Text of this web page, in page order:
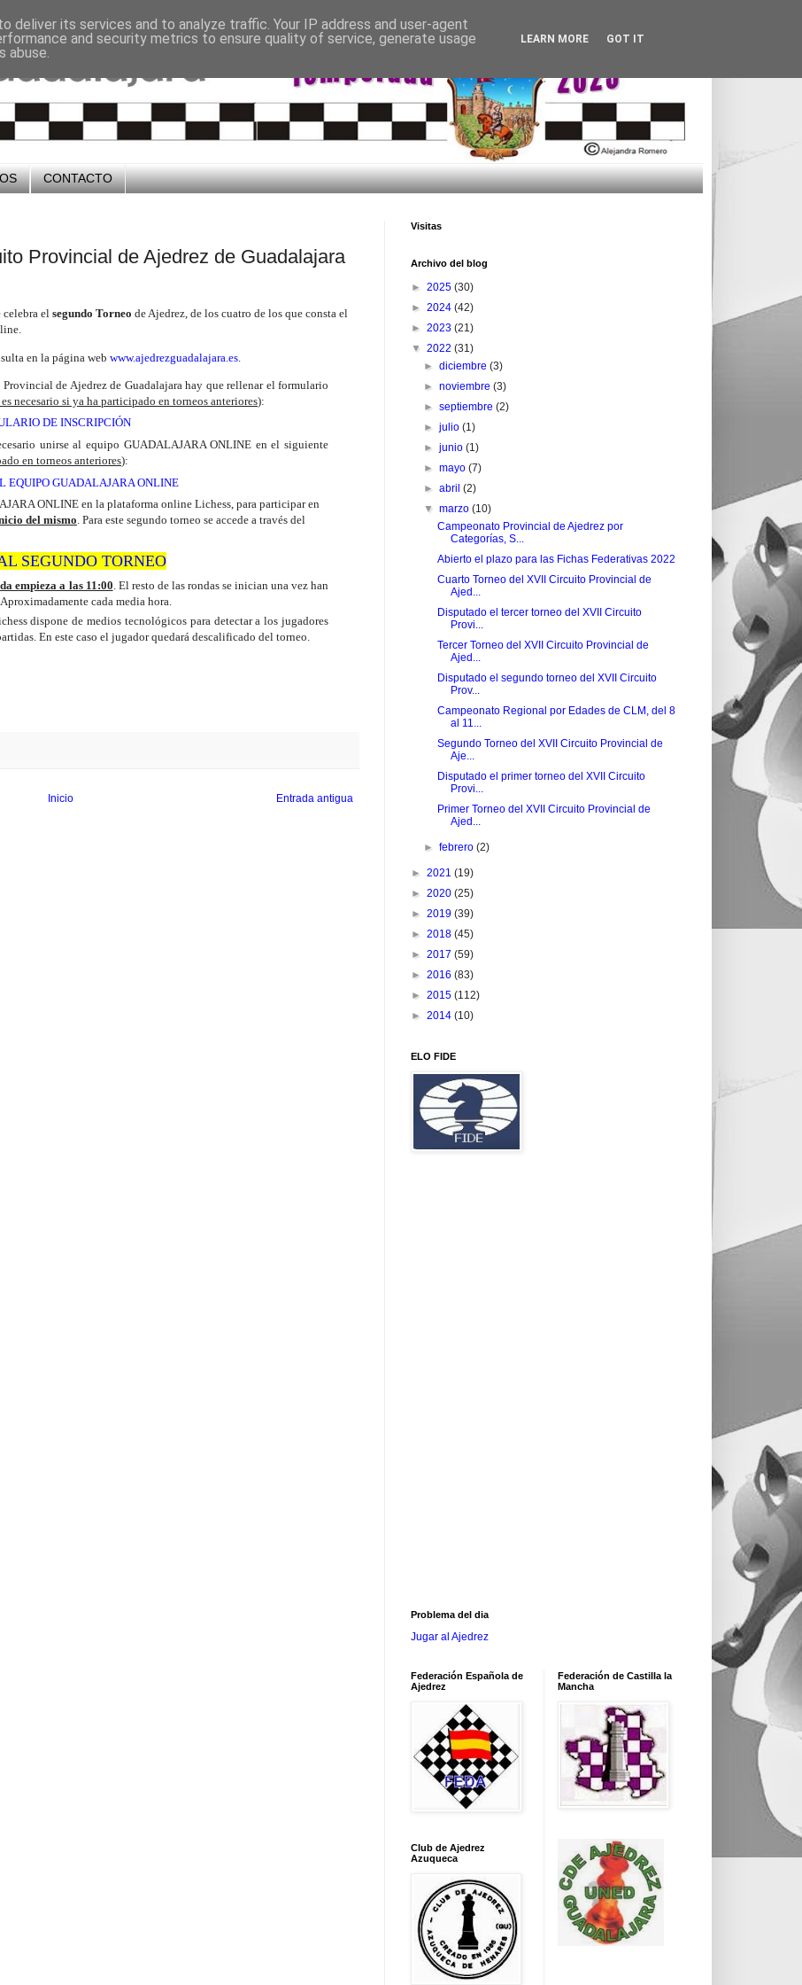
CONTACTO
Provincial de Ajedrez de Guadalajara
celebra el segundo Torneo de Ajedrez, de los cuatro de los que consta el
en la página web www.ajedrezguadalajara.es
de Ajedrez de Guadalajara hay que rellenar el formulario
es necesario si ya ha participado en torneos anteriores):
DE INSCRIPCIÓN
unirse al equipo GUADALAJARA ONLINE en el siguiente
en torneos anteriores):
EQUIPO GUADALAJARA ONLINE
ONLINE en la plataforma online Lichess, para participar en
del mismo. Para este segundo torneo se accede a través del
SEGUNDO TORNEO
empieza a las 11:00. El resto de las rondas se inician una vez han
cada media hora.
dispone de medios tecnológicos para detectar a los jugadores
En este caso el jugador quedará descalificado del torneo.
Entrada antigua
Inicio
Visitas
Archivo del blog
► 2025 (30)
► 2024 (42)
► 2023 (21)
▼ 2022 (31)
►diciembre(3)
►noviembre(3)
►septiembre(2)
►julio(1)
►junio(1)
►mayo(7)
►abril(2)
▼marzo(10)
Campeonato Provincial de Ajedrez por
Categorías, S...
Abierto el plazo para las Fichas Federativas 2022
Cuarto Torneo del XVII Circuito Provincial de
Ajed...
Disputado el tercer torneo del XVII Circuito
Provi...
Tercer Torneo del XVII Circuito Provincial de
Ajed...
Disputado el segundo torneo del XVII Circuito
Prov...
Campeonato Regional por Edades de CLM, del 8
al 11...
Segundo Torneo del XVII Circuito Provincial de
Aje...
Disputado el primer torneo del XVII Circuito
Provi...
Primer Torneo del XVII Circuito Provincial de
Ajed...
►febrero(2)
► 2021 (19)
► 2020 (25)
► 2019 (39)
► 2018 (45)
► 2017 (59)
► 2016 (83)
► 2015 (112)
► 2014 (10)
ELO FIDE
Problema del dia
Jugar al Ajedrez
Federación Española de
Ajedrez
Club de Ajedrez
Azuqueca
Federación de Castilla la
Mancha
deliver its services and to analyze traffic. Your IP address and user-agent
and security metrics to ensure quality of service, generate usage
abuse.
LEARN MORE GOT IT